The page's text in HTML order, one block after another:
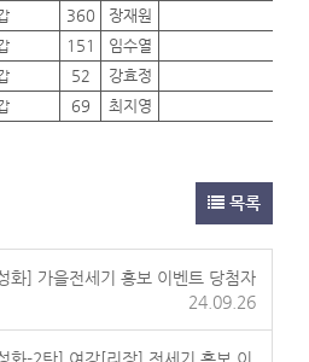
360 장재원
151 임수열
52 강효정
69 최지영
목록
화] 가을전세기 홍보 이벤트 당첨자
24.09.26